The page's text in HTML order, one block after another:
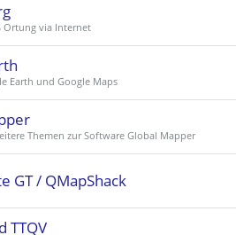
Ortung via Internet
Earth und Google Maps
Themen zur Software Global Mapper
GT / QMapShack
TTQV